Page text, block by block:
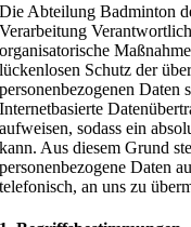
Die Abteilung Badminton
Verarbeitung
organisatorische
lückenlosen Schutz der
personenbezogenen Daten
Internetbasierte
aufweisen, sodass ein
kann. Aus diesem Grund
personenbezogene Daten
telefonisch, an uns zu